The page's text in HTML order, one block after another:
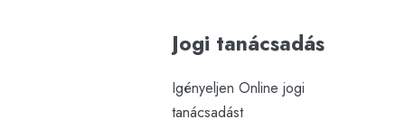
Jogi tanácsadás
Igényeljen Online jogi
tanácsadást